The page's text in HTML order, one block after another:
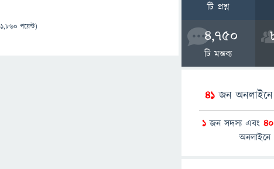
পয়েন্ট)
টি প্রশ্ন
4,750
টি মন্তব্য
41 জন অনলাইনে
1 জন সদস্য এবং 40
অনলাইনে